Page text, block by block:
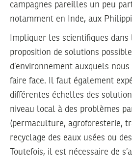
campagnes pareilles un peu
notamment en Inde, aux
Impliquer les scientifiques
proposition de solutions
d’environnement auxquels
faire face. Il faut également
différentes échelles des
niveau local à des problèmes
(permaculture, agroforesterie,
recyclage des eaux usées ou
Toutefois, il est nécessaire de